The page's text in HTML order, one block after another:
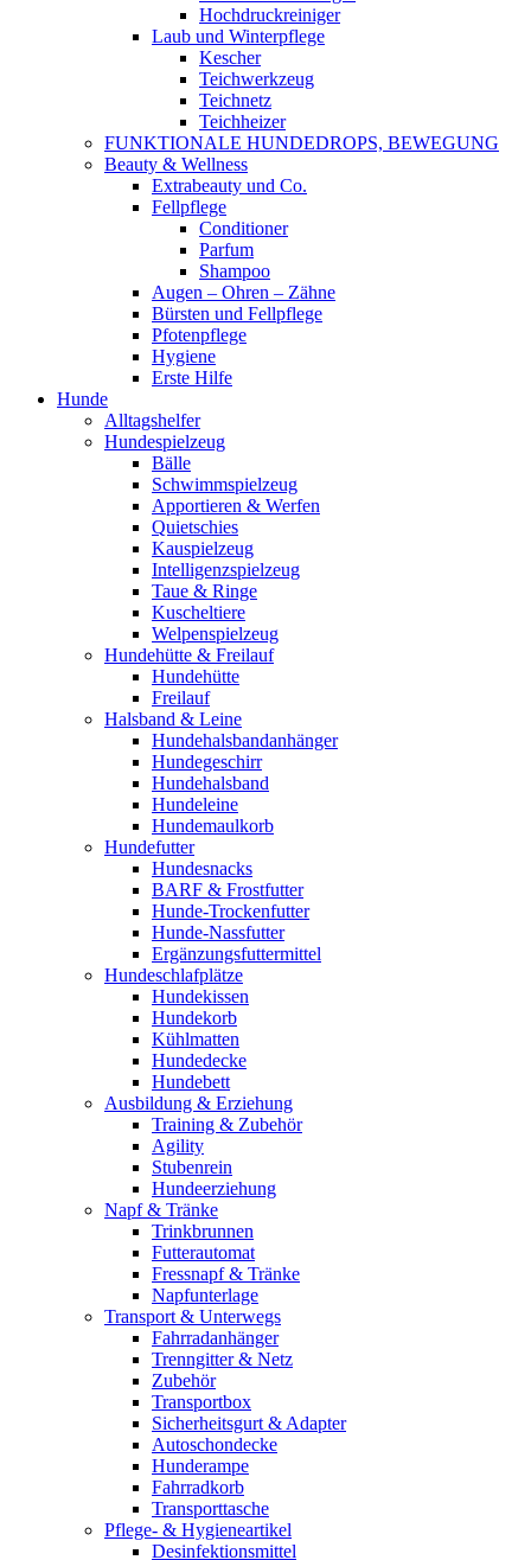
Hochdruckreiniger
Laub und Winterpflege
Kescher
Teichwerkzeug
Teichnetz
Teichheizer
FUNKTIONALE HUNDEDROPS, BEWEGUNG
Beauty & Wellness
Extrabeauty und Co.
Fellpflege
Conditioner
Parfum
Shampoo
Augen – Ohren – Zähne
Bürsten und Fellpflege
Pfotenpflege
Hygiene
Erste Hilfe
Hunde
Alltagshelfer
Hundespielzeug
Bälle
Schwimmspielzeug
Apportieren & Werfen
Quietschies
Kauspielzeug
Intelligenzspielzeug
Taue & Ringe
Kuscheltiere
Welpenspielzeug
Hundehütte & Freilauf
Hundehütte
Freilauf
Halsband & Leine
Hundehalsbandanhänger
Hundegeschirr
Hundehalsband
Hundeleine
Hundemaulkorb
Hundefutter
Hundesnacks
BARF & Frostfutter
Hunde-Trockenfutter
Hunde-Nassfutter
Ergänzungsfuttermittel
Hundeschlafplätze
Hundekissen
Hundekorb
Kühlmatten
Hundedecke
Hundebett
Ausbildung & Erziehung
Training & Zubehör
Agility
Stubenrein
Hundeerziehung
Napf & Tränke
Trinkbrunnen
Futterautomat
Fressnapf & Tränke
Napfunterlage
Transport & Unterwegs
Fahrradanhänger
Trenngitter & Netz
Zubehör
Transportbox
Sicherheitsgurt & Adapter
Autoschondecke
Hunderampe
Fahrradkorb
Transporttasche
Pflege- & Hygieneartikel
Desinfektionsmittel